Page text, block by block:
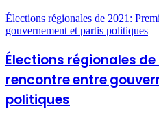
Élections régionales de 2021:
gouvernement et partis politiques
Élections régionales de
rencontre entre
politiques